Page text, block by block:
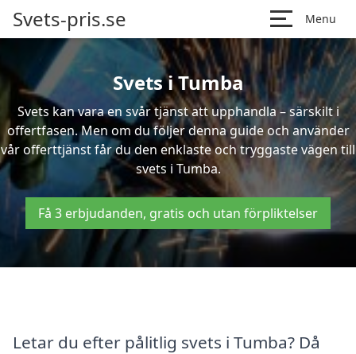
Svets-pris.se Menu
Svets i Tumba
Svets kan vara en svår tjänst att upphandla – särskilt i
offertfasen. Men om du följer denna guide och använder
vår offerttjänst får du den enklaste och tryggaste vägen till
svets i Tumba.
Få 3 erbjudanden, gratis och utan förpliktelser
Letar du efter pålitlig svets i Tumba? Då